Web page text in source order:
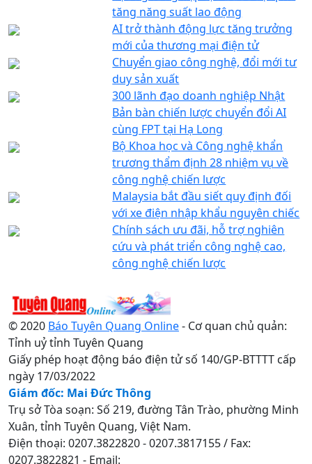
tăng năng suất lao động
AI trở thành động lực tăng trưởng
mới của thương mại điện tử
Chuyển giao công nghệ, đổi mới tư
duy sản xuất
300 lãnh đạo doanh nghiệp Nhật
Bản bàn chiến lược chuyển đổi AI
cùng FPT tại Hạ Long
Bộ Khoa học và Công nghệ khẩn
trương thẩm định 28 nhiệm vụ về
công nghệ chiến lược
Malaysia bắt đầu siết quy định đối
với xe điện nhập khẩu nguyên chiếc
Chính sách ưu đãi, hỗ trợ nghiên
cứu và phát triển công nghệ cao,
công nghệ chiến lược
© 2020 Báo Tuyên Quang Online- Cơ quan chủ quản:
Tỉnh uỷ tỉnh Tuyên Quang
Giấy phép hoạt động báo điện tử số 140/GP-BTTTT cấp
ngày 17/03/2022
Giám đốc: Mai Đức Thông
Trụ sở Tòa soạn: Số 219, đường Tân Trào, phường Minh
Xuân, tỉnh Tuyên Quang, Việt Nam.
Điện thoại: 0207.3822820 - 0207.3817155 / Fax:
0207.3822821 - Email: